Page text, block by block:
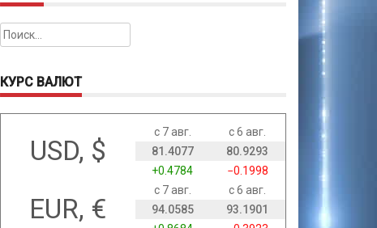
Найти:
КУРС ВАЛЮТ
USD, $
с 7 авг.
с 6 авг.
81.4077
80.9293
+0.4784
−0.1998
EUR, €
с 7 авг.
с 6 авг.
94.0585
93.1901